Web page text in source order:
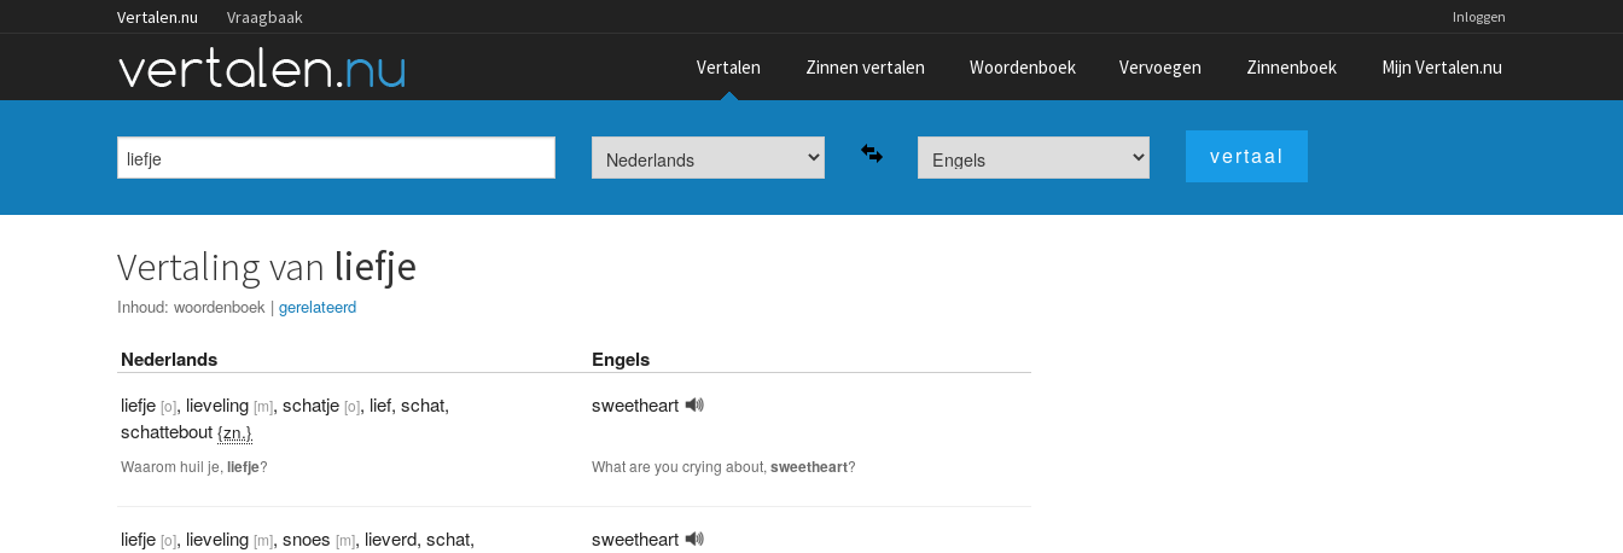
Vertalen.nu Vraagbaak Inloggen
Vertalen Zinnen vertalen Woordenboek Vervoegen Zinnenboek Mijn Vertalen.nu
Vertaling van liefje
Inhoud:woordenboek |gerelateerd
Nederlands Engels
liefje [o], lieveling [m],schatje [o], lief,schat,
schattebout {zn.}
sweetheart
Waarom huil je,liefje? What are you crying about,sweetheart?
liefje [o], lieveling [m],snoes [m], lieverd,schat,
sweetheart